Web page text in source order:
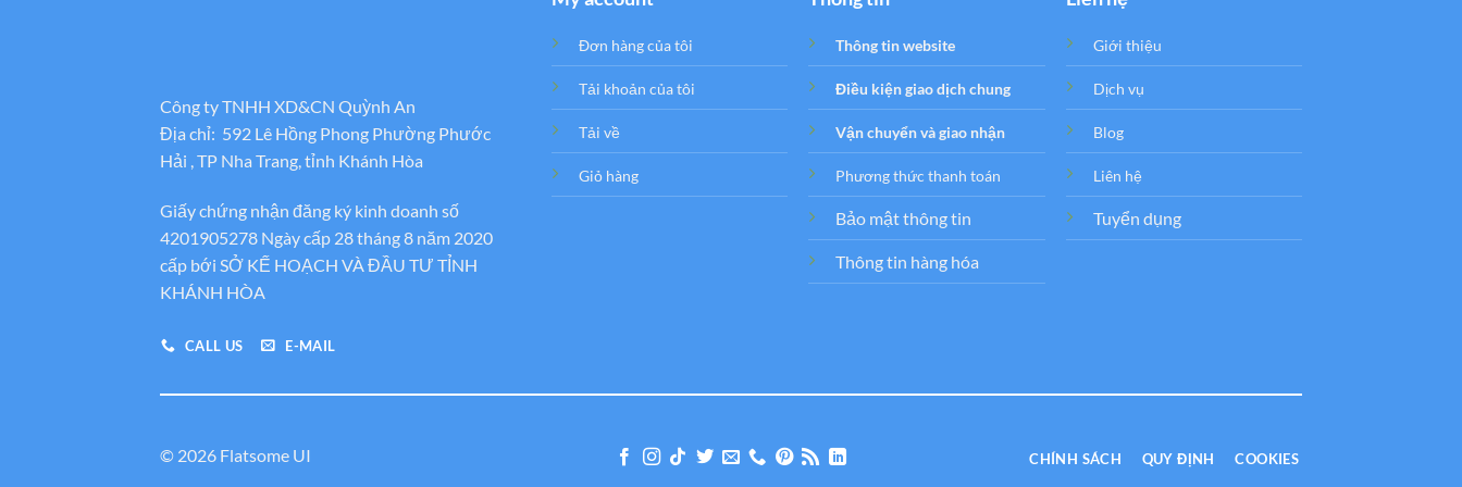
Công ty TNHH XD&CN Quỳnh An
Địa chỉ: 592 Lê Hồng Phong Phường Phước
Hải , TP Nha Trang, tỉnh Khánh Hòa
Giấy chứng nhận đăng ký kinh doanh số
4201905278 Ngày cấp 28 tháng 8 năm 2020
cấp bới SỞ KẾ HOẠCH VÀ ĐẦU TƯ TỈNH
KHÁNH HÒA
CALL US E-MAIL
Đơn hàng của tôi
Tải khoản của tôi
Tải về
Giỏ hàng
Thông tin website
Điều kiện giao dịch chung
Vận chuyển và giao nhận
Phương thức thanh toán
Bảo mật thông tin
Thông tin hàng hóa
Giới thiệu
Dịch vụ
Blog
Liên hệ
Tuyển dụng
© 2026 Flatsome UI CHÍNH SÁCH QUY ĐỊNH COOKIES